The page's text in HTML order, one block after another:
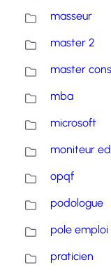
masseur
master 2
master
mba
microsoft
moniteur
opqf
podologue
pole emploi
praticien